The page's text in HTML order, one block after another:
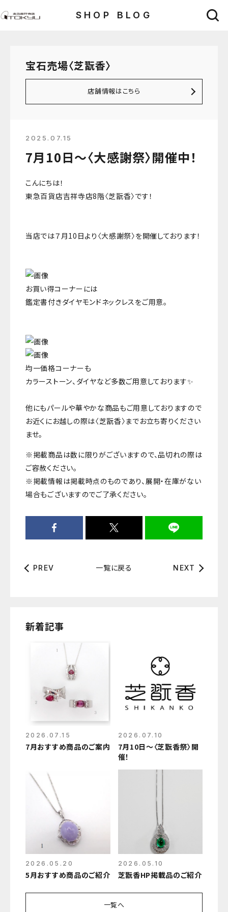
SHOP BLOG
宝石売場〈芝翫香〉
店舗情報はこちら
2025.07.15
7月10日～〈大感謝祭〉開催中！
こんにちは！
東急百貨店吉祥寺店8階〈芝翫香〉です！
当店では７月10日より〈大感謝祭〉を開催しております！
お買い得コーナーには
鑑定書付きダイヤモンドネックレスをご用意。
均一価格コーナーも
カラーストーン、ダイヤなど多数ご用意しております✨
他にもパールや華やかな商品もご用意しておりますので
お近くにお越しの際は〈芝翫香〉までお立ち寄りください
ませ。
※掲載商品は数に限りがございますので、品切れの際は
ご容赦ください。
※掲載情報は掲載時点のものであり、展開・在庫がない
場合もございますのでご了承ください。
PREV 一覧に戻る NEXT
新着記事
2026.07.15
7月おすすめ商品のご案内
2026.07.10
7月10日～〈芝翫香祭〉開
催！
2026.05.20
5月おすすめ商品のご紹介
2026.05.10
芝翫香HP掲載品のご紹介
一覧へ